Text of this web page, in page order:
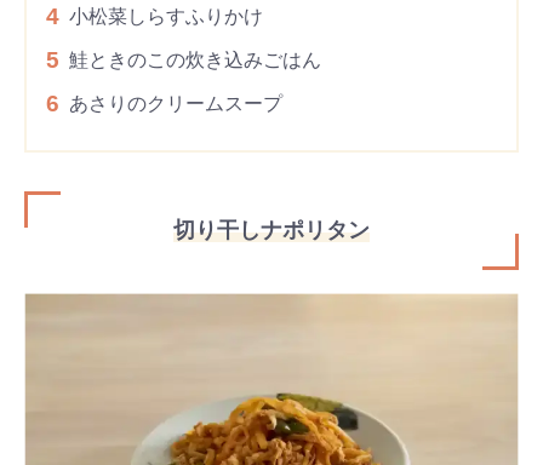
4 小松菜しらすふりかけ
5 鮭ときのこの炊き込みごはん
6 あさりのクリームスープ
切り干しナポリタン